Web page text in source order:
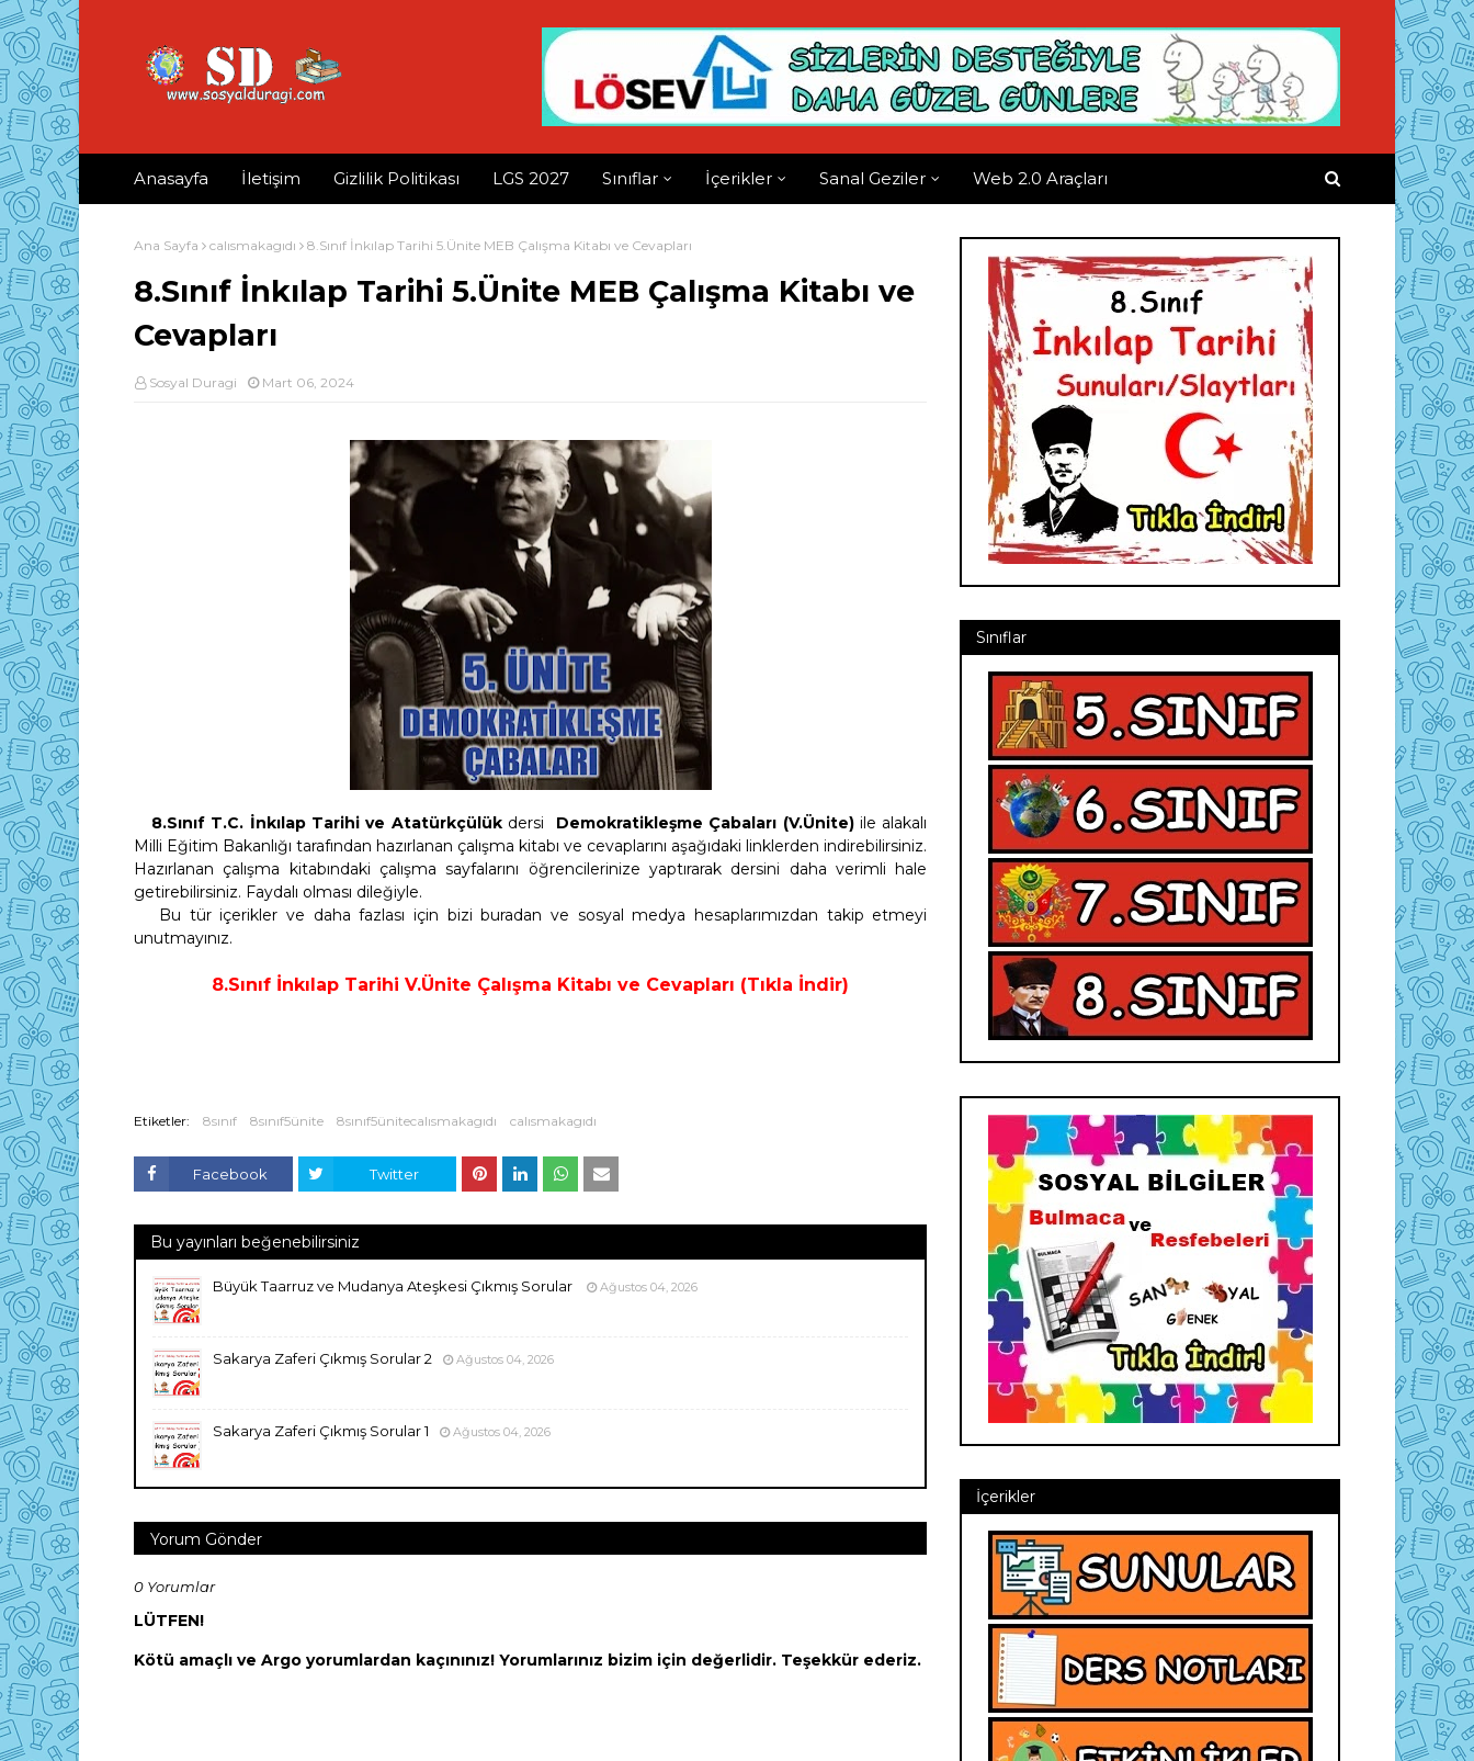
Anasayfa İletişim Gizlilik Politikası LGS 2027 Sınıflar İçerikler Sanal Geziler Web 2.0 Araçları
Ana Sayfa calısmakagıdı 8.Sınıf İnkılap Tarihi 5.Ünite MEB Çalışma Kitabı ve Cevapları
8.Sınıf İnkılap Tarihi 5.Ünite MEB Çalışma Kitabı ve
Cevapları
Sosyal Duragi Mart 06, 2024
8.Sınıf T.C. İnkılap Tarihi ve Atatürkçülükdersi Demokratikleşme Çabaları (V.Ünite)ile alakalı
Milli Eğitim Bakanlığı tarafından hazırlanan çalışma kitabı ve cevaplarını aşağıdaki linklerden indirebilirsiniz.
Hazırlanan çalışma kitabındaki çalışma sayfalarını öğrencilerinize yaptırarak dersini daha verimli hale
getirebilirsiniz. Faydalı olması dileğiyle.
Bu tür içerikler ve daha fazlası için bizi buradan ve sosyal medya hesaplarımızdan takip etmeyi
unutmayınız.
8.Sınıf İnkılap Tarihi V.Ünite Çalışma Kitabı ve Cevapları (Tıkla İndir)
Etiketler: 8sınıf 8sınıf5ünite 8sınıf5ünitecalısmakagıdı calısmakagıdı
Facebook Twitter
Bu yayınları beğenebilirsiniz
Büyük Taarruz ve Mudanya Ateşkesi Çıkmış Sorular Ağustos 04, 2026
Sakarya Zaferi Çıkmış Sorular 2 Ağustos 04, 2026
Sakarya Zaferi Çıkmış Sorular 1 Ağustos 04, 2026
Yorum Gönder
0 Yorumlar
LÜTFEN!
Kötü amaçlı ve Argo yorumlardan kaçınınız! Yorumlarınız bizim için değerlidir. Teşekkür ederiz.
Sınıflar
İçerikler